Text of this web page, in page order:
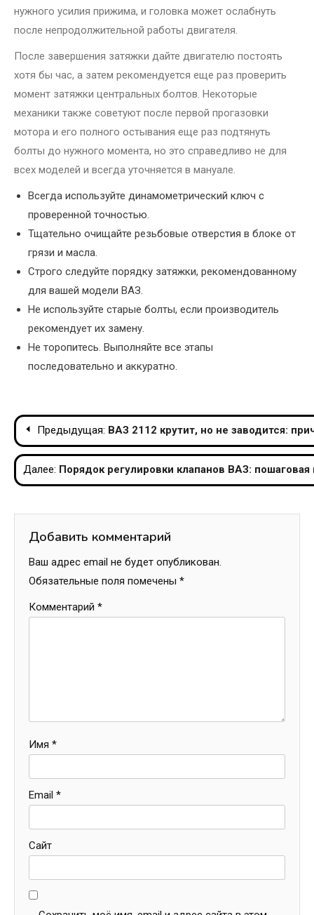
нужного усилия прижима, и головка может ослабнуть
после непродолжительной работы двигателя.
После завершения затяжки дайте двигателю постоять
хотя бы час, а затем рекомендуется еще раз проверить
момент затяжки центральных болтов. Некоторые
механики также советуют после первой прогазовки
мотора и его полного остывания еще раз подтянуть
болты до нужного момента, но это справедливо не для
всех моделей и всегда уточняется в мануале.
Всегда используйте динамометрический ключ с
проверенной точностью.
Тщательно очищайте резьбовые отверстия в блоке от
грязи и масла.
Строго следуйте порядку затяжки, рекомендованному
для вашей модели ВАЗ.
Не используйте старые болты, если производитель
рекомендует их замену.
Не торопитесь. Выполняйте все этапы
последовательно и аккуратно.
Навигация
по
записям
Предыдущая: ВАЗ 2112 крутит, но не заводится:
Далее: Порядок регулировки клапанов ВАЗ:
Добавить комментарий
Ваш адрес email не будет опубликован.
Обязательные поля помечены *
Комментарий *
Имя *
Email *
Сайт